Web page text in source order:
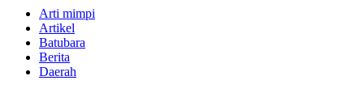
Arti mimpi
Artikel
Batubara
Berita
Daerah